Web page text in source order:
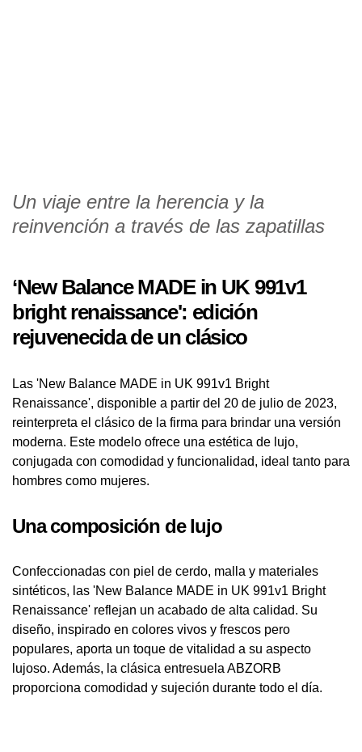
Un viaje entre la herencia y la
reinvención a través de las zapatillas
‘New Balance MADE in UK 991v1
bright renaissance': edición
rejuvenecida de un clásico
Las 'New Balance MADE in UK 991v1 Bright
Renaissance', disponible a partir del 20 de julio de 2023,
reinterpreta el clásico de la firma para brindar una versión
moderna. Este modelo ofrece una estética de lujo,
conjugada con comodidad y funcionalidad, ideal tanto para
hombres como mujeres.
Una composición de lujo
Confeccionadas con piel de cerdo, malla y materiales
sintéticos, las 'New Balance MADE in UK 991v1 Bright
Renaissance' reflejan un acabado de alta calidad. Su
diseño, inspirado en colores vivos y frescos pero
populares, aporta un toque de vitalidad a su aspecto
lujoso. Además, la clásica entresuela ABZORB
proporciona comodidad y sujeción durante todo el día.